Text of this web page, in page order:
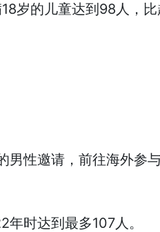
岁的儿童达到98人，
性邀请，前往海外参
时达到最多107人。